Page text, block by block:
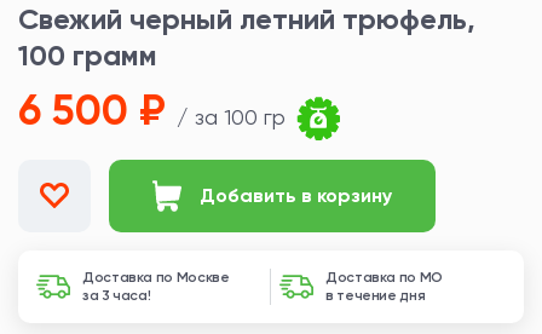
Свежий черный летний трюфель,
100 грамм
6 500 ₽ / за 100 гр
Добавить в корзину
Доставка по Москве
за 3 часа!
Доставка по МО
в течение дня